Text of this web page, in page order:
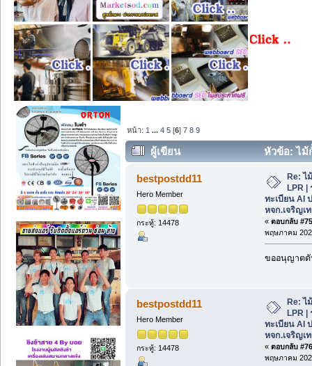
หน้า: 1 ...4 5 [6]7 8 9
ผู้เขียน
หัวข้อ: ไม้
ทะเบียน AI ปลอดภัย แม่นยำ หจก.เจริญ
bestpostdd11
Hero Member
กระทู้: 14478
Re:
LPR
ทะเบียน AI
หจก.เจริญเ
« ตอบกลับ
พฤษภาคม
ขออนุญาตดั
bestpostdd11
Hero Member
กระทู้: 14478
Re:
LPR
ทะเบียน AI
หจก.เจริญเ
« ตอบกลับ
พฤษภาคม